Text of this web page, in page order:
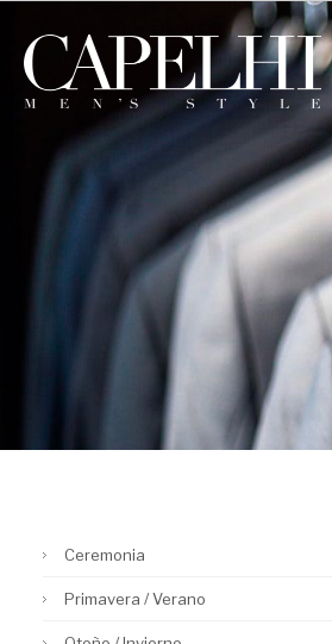
Ceremonia
Primavera / Verano